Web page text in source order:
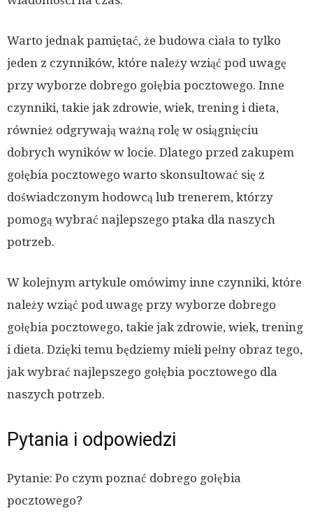
Warto jednak pamiętać, że budowa ciała to tylko
jeden z czynników, które należy wziąć pod uwagę
przy wyborze dobrego gołębia pocztowego. Inne
czynniki, takie jak zdrowie, wiek, trening i dieta,
również odgrywają ważną rolę w osiągnięciu
dobrych wyników w locie. Dlatego przed zakupem
gołębia pocztowego warto skonsultować się z
doświadczonym hodowcą lub trenerem, którzy
pomogą wybrać najlepszego ptaka dla naszych
potrzeb.
W kolejnym artykule omówimy inne czynniki, które
należy wziąć pod uwagę przy wyborze dobrego
gołębia pocztowego, takie jak zdrowie, wiek, trening
i dieta. Dzięki temu będziemy mieli pełny obraz tego,
jak wybrać najlepszego gołębia pocztowego dla
naszych potrzeb.
Pytania i odpowiedzi
Pytanie: Po czym poznać dobrego gołębia
pocztowego?